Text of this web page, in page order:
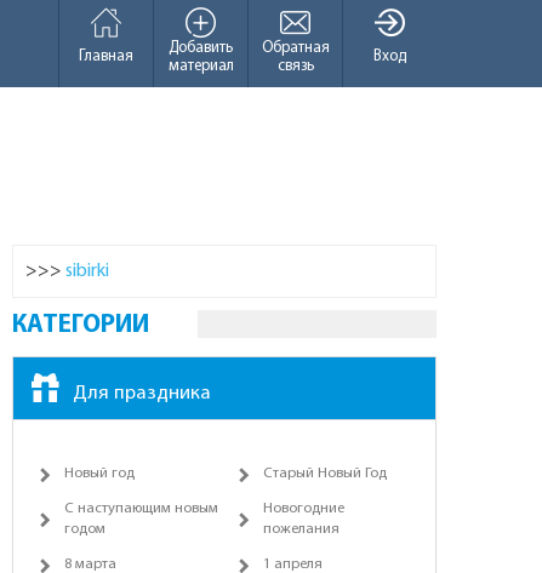
Вход
Обратная
связь
Добавить
материал
Главная
>>> sibirki
КАТЕГОРИИ
Для праздника
Новый год Старый Новый Год
С наступающим новым
годом
Новогодние
пожелания
8 марта 1 апреля